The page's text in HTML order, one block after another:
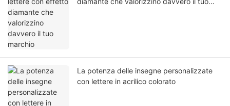
La potenza delle insegne personalizzate
con lettere in acrilico colorato